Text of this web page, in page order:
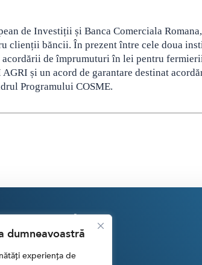
dumneavoastră
experiența de
de Investiții și Banca Comerciala
clienții băncii. În prezent între cele doua
acordării de împrumuturi în lei pentru
și un acord de garantare destinat
Programului COSME.
articol?
Market.